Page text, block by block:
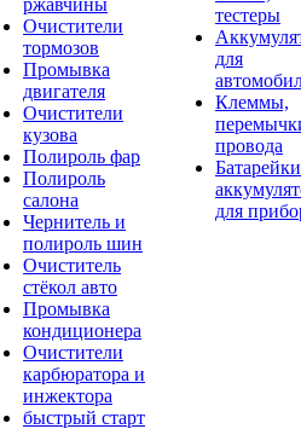
ржавчины
Очистители
тормозов
Промывка
двигателя
Очистители
кузова
Полироль фар
Полироль
салона
Чернитель и
полироль шин
Очиститель
стёкол авто
Промывка
кондиционера
Очистители
карбюратора и
инжектора
быстрый старт
тестеры
для
Клеммы,
провода
для